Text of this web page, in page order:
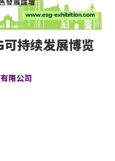
可持续发展博览
限公司